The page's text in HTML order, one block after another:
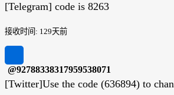
[Telegram] code is 8263
接收时间: 129天前
@92788338317959538071
[Twitter]Use the code (636894) to